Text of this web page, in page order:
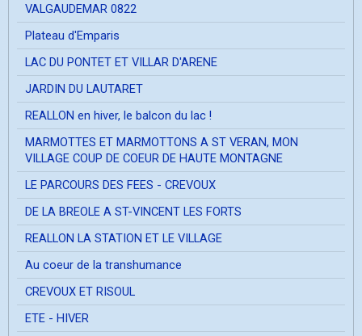
VALGAUDEMAR 0822
Plateau d'Emparis
LAC DU PONTET ET VILLAR D'ARENE
JARDIN DU LAUTARET
REALLON en hiver, le balcon du lac !
MARMOTTES ET MARMOTTONS A ST VERAN, MON
VILLAGE COUP DE COEUR DE HAUTE MONTAGNE
LE PARCOURS DES FEES - CREVOUX
DE LA BREOLE A ST-VINCENT LES FORTS
REALLON LA STATION ET LE VILLAGE
Au coeur de la transhumance
CREVOUX ET RISOUL
ETE - HIVER